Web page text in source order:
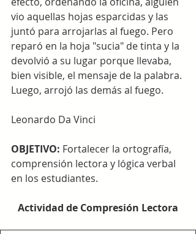
vio aquellas hojas esparcidas y las
juntó para arrojarlas al fuego. Pero
reparó en la hoja "sucia" de tinta y la
devolvió a su lugar porque llevaba,
bien visible, el mensaje de la palabra.
Luego, arrojó las demás al fuego.
Leonardo Da Vinci
OBJETIVO: Fortalecer la ortografía,
comprensión lectora y lógica verbal
en los estudiantes.
Actividad de Compresión Lectora